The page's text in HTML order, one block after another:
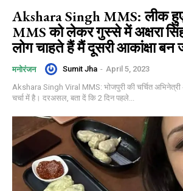
Akshara Singh MMS: लीक
MMS को लेकर गुस्से में अक्षरा
लोग चाहते हैं मैं दूसरी आकांक्षा बन
मनोरंजन Sumit Jha - April 5, 2023
Akshara Singh Viral MMS: भोजपुरी की चर्चित अभिनेत्री
चर्चा में है। दरअसल, बता दें कि 2 दिन पहले...